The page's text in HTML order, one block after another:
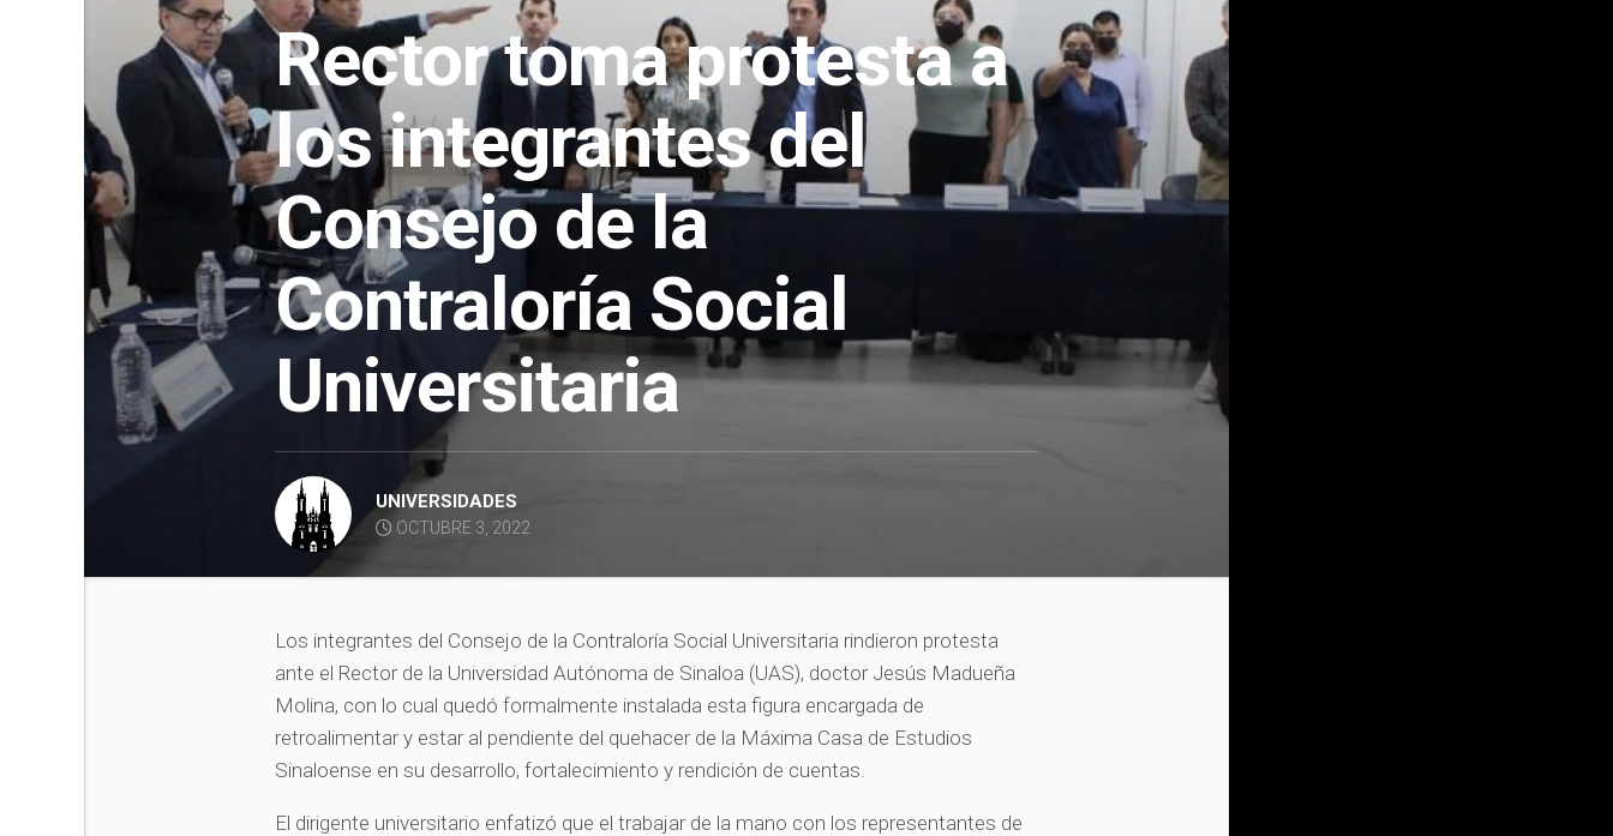
Rector toma protesta a
los integrantes del
Consejo de la
Contraloría Social
Universitaria
UNIVERSIDADES
OCTUBRE 3, 2022
Los integrantes del Consejo de la Contraloría Social Universitaria rindieron protesta
ante el Rector de la Universidad Autónoma de Sinaloa (UAS), doctor Jesús Madueña
Molina, con lo cual quedó formalmente instalada esta figura encargada de
retroalimentar y estar al pendiente del quehacer de la Máxima Casa de Estudios
Sinaloense en su desarrollo, fortalecimiento y rendición de cuentas.
El dirigente universitario enfatizó que el trabajar de la mano con los representantes de